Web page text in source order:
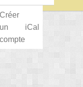
Créer
un
compte
iCal